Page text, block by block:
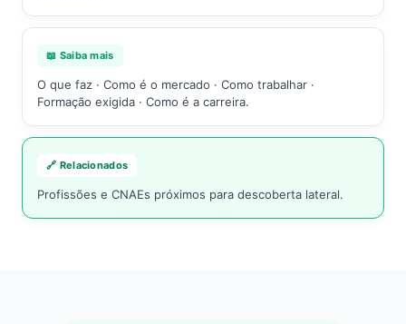
📖 Saiba mais
O que faz · Como é o mercado · Como trabalhar ·
Formação exigida · Como é a carreira.
🔗 Relacionados
Profissões e CNAEs próximos para descoberta lateral.